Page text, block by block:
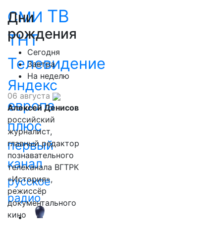
СМИ ТВ
ТНТ
Телевидение
Яндекс
европа
плюс
первый
канал
русское
радио
Дни
рождения
Сегодня
Завтра
На неделю
06 августа
Алексей Денисов
российский
журналист,
главный редактор
познавательного
телеканала ВГТРК
«История»,
режиссёр
документального
кино